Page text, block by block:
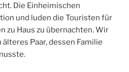
Die Einheimischen
und luden die Touristen für
zu Haus zu übernachten. Wir
Paar, dessen Familie